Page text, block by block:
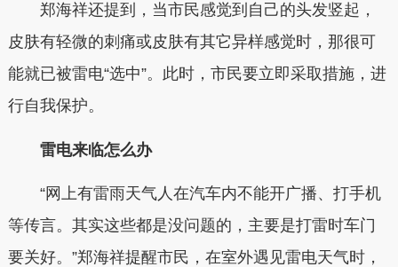
郑海祥还提到，当市民感觉到自己的头发竖起，
皮肤有轻微的刺痛或皮肤有其它异样感觉时，那很可
能就已被雷电“选中”。此时，市民要立即采取措施，进
行自我保护。
雷电来临怎么办
“网上有雷雨天气人在汽车内不能开广播、打手机
等传言。其实这些都是没问题的，主要是打雷时车门
要关好。”郑海祥提醒市民，在室外遇见雷电天气时，